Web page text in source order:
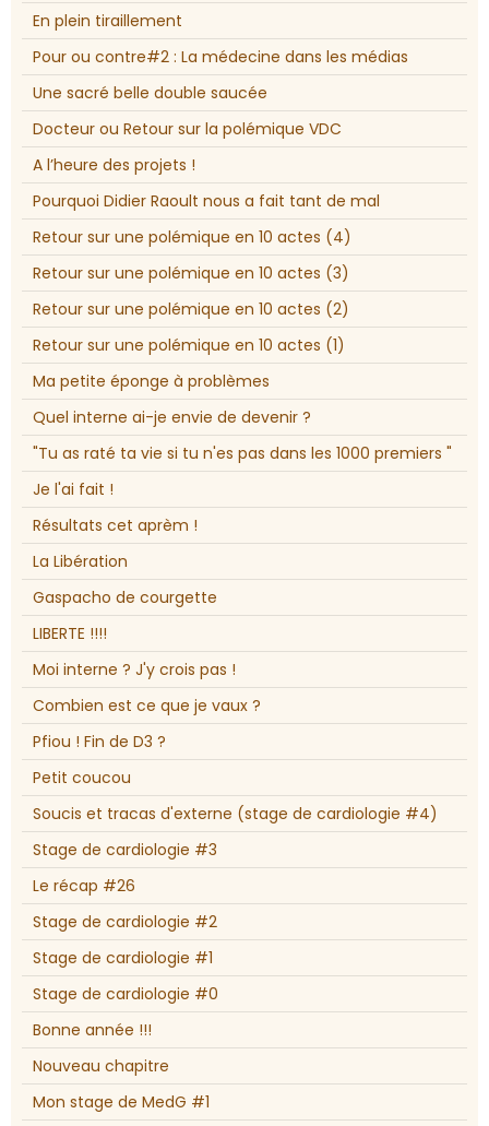
En plein tiraillement
Pour ou contre#2 : La médecine dans les médias
Une sacré belle double saucée
Docteur ou Retour sur la polémique VDC
A l’heure des projets !
Pourquoi Didier Raoult nous a fait tant de mal
Retour sur une polémique en 10 actes (4)
Retour sur une polémique en 10 actes (3)
Retour sur une polémique en 10 actes (2)
Retour sur une polémique en 10 actes (1)
Ma petite éponge à problèmes
Quel interne ai-je envie de devenir ?
"Tu as raté ta vie si tu n'es pas dans les 1000 premiers "
Je l'ai fait !
Résultats cet aprèm !
La Libération
Gaspacho de courgette
LIBERTE !!!!
Moi interne ? J'y crois pas !
Combien est ce que je vaux ?
Pfiou ! Fin de D3 ?
Petit coucou
Soucis et tracas d'externe (stage de cardiologie #4)
Stage de cardiologie #3
Le récap #26
Stage de cardiologie #2
Stage de cardiologie #1
Stage de cardiologie #0
Bonne année !!!
Nouveau chapitre
Mon stage de MedG #1